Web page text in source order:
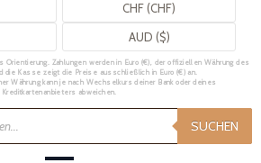
CHF (CHF)
AUD ($)
Orientierung. Zahlungen werden in Euro (€), der offiziellen Währung des
die Kasse zeigt die Preise ausschließlich in Euro (€) an.
Währung kann je nach Wechselkurs deiner Bank oder deines
Kreditkartenanbieters abweichen.
SUCHEN